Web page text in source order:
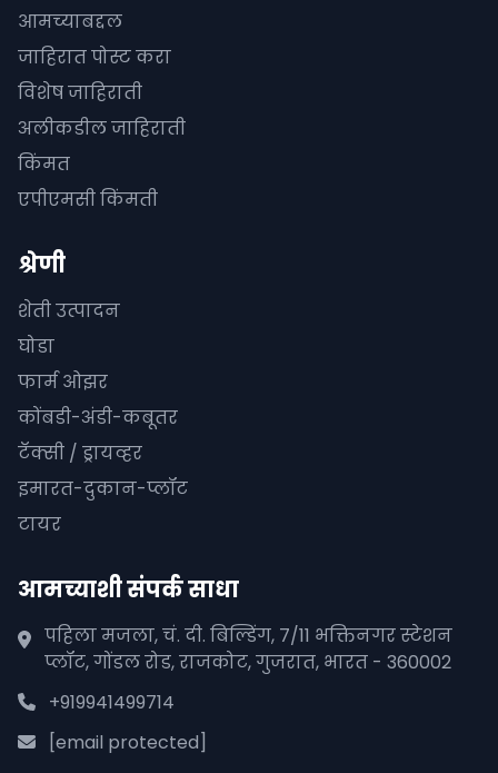
आमच्याबद्दल
जाहिरात पोस्ट करा
विशेष जाहिराती
अलीकडील जाहिराती
किंमत
एपीएमसी किंमती
श्रेणी
शेती उत्पादन
घोडा
फार्म ओझर
कोंबडी-अंडी-कबूतर
टॅक्सी / ड्रायव्हर
इमारत-दुकान-प्लॉट
टायर
आमच्याशी संपर्क साधा
पहिला मजला, चं. दी. बिल्डिंग, 7/11 भक्तिनगर स्टेशन
प्लॉट, गोंडल रोड, राजकोट, गुजरात, भारत - 360002
+919941499714
[email protected]